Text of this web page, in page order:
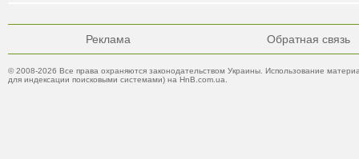
Реклама Обратная связь
© 2008-2026 Все права охраняются законодательством Украины. Использование
для индексации поисковыми системами) на HnB.com.ua.